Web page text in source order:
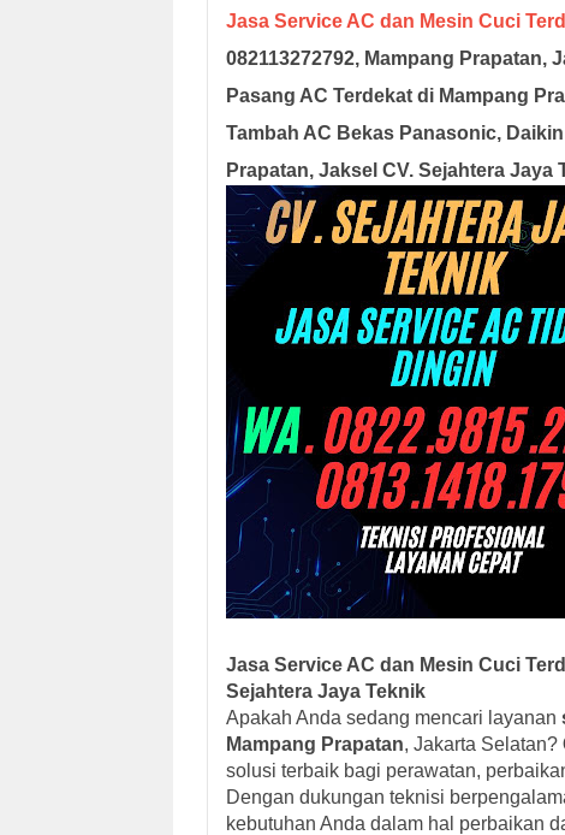
Jasa Service AC dan Mesin Cuci
082113272792, Mampang Prapatan,
Pasang AC Terdekat di Mampang
Tambah AC Bekas Panasonic,
Prapatan, Jaksel CV. Sejahtera Jaya
Jasa Service AC dan Mesin Cuci
Sejahtera Jaya Teknik
Apakah Anda sedang mencari layanan
Mampang Prapatan, Jakarta Selatan?
solusi terbaik bagi perawatan,
Dengan dukungan teknisi
kebutuhan Anda dalam hal perbaikan